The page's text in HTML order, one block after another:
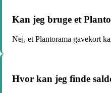
Kan jeg bruge et
Nej, et Plantorama gavekort
Hvor kan jeg finde